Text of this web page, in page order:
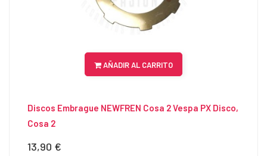
AÑADIR AL CARRITO
Discos Embrague NEWFREN Cosa 2 Vespa PX Disco,
Cosa 2
Precio
13,90 €